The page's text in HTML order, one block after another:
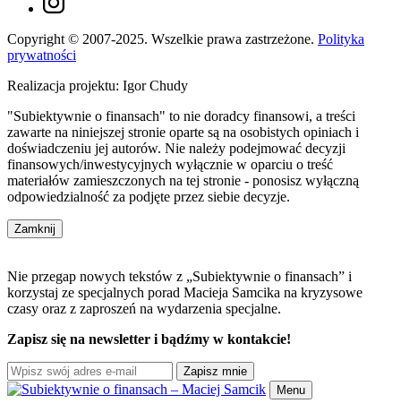
Copyright © 2007-2025. Wszelkie prawa zastrzeżone. Polityka
prywatności
Realizacja projektu: Igor Chudy
"Subiektywnie o finansach" to nie doradcy finansowi, a treści
zawarte na niniejszej stronie oparte są na osobistych opiniach i
doświadczeniu jej autorów. Nie należy podejmować decyzji
finansowych/inwestycyjnych wyłącznie w oparciu o treść
materiałów zamieszczonych na tej stronie - ponosisz wyłączną
odpowiedzialność za podjęte przez siebie decyzje.
Zamknij
Nie przegap nowych tekstów z „Subiektywnie o finansach” i
korzystaj ze specjalnych porad Macieja Samcika na kryzysowe
czasy oraz z zaproszeń na wydarzenia specjalne.
Zapisz się na newsletter i bądźmy w kontakcie!
Zapisz mnie
Menu